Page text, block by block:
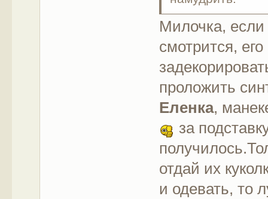
Милочка, если
смотрится,
проложить
Еленка,
за
отдай их
и одевать, то